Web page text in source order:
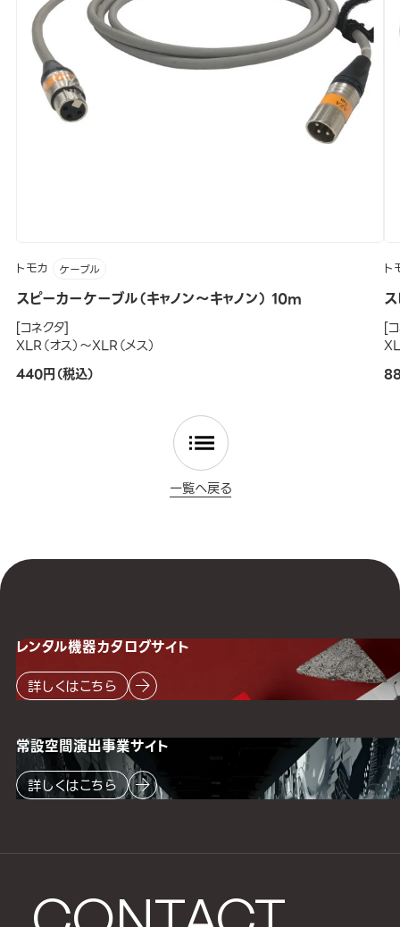
トモカ ケーブル
スピーカーケーブル（キャノン～キャノン） 10m
[コネクタ]
XLR（オス）～XLR（メス）
440円（税込）
ト
[
一覧へ戻る
レンタル機器カタログサイト
詳しくはこちら
常設空間演出事業サイト
詳しくはこちら